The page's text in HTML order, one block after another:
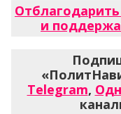
и
Telegram,